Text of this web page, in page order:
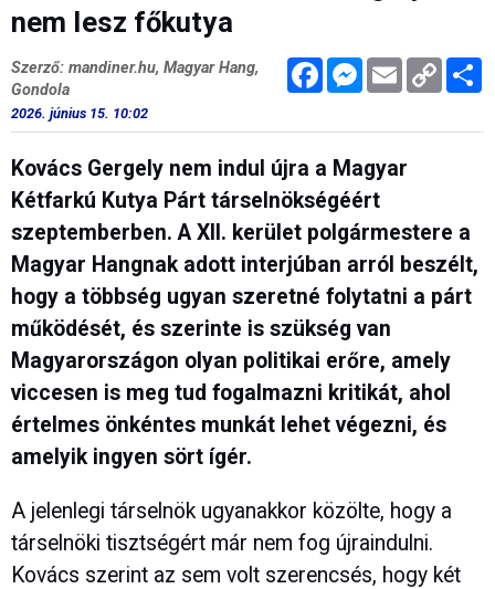
nem lesz főkutya
FacebookMessenger
Email Copy
Link
Szerző: mandiner.hu, Magyar Hang,
Gondola
2026. június 15. 10:02
Kovács Gergely nem indul újra a Magyar
Kétfarkú Kutya Párt társelnökségéért
szeptemberben. A XII. kerület polgármestere a
Magyar Hangnak adott interjúban arról beszélt,
hogy a többség ugyan szeretné folytatni a párt
működését, és szerinte is szükség van
Magyarországon olyan politikai erőre, amely
viccesen is meg tud fogalmazni kritikát, ahol
értelmes önkéntes munkát lehet végezni, és
amelyik ingyen sört ígér.
A jelenlegi társelnök ugyanakkor közölte, hogy a
társelnöki tisztségért már nem fog újraindulni.
Kovács szerint az sem volt szerencsés, hogy két